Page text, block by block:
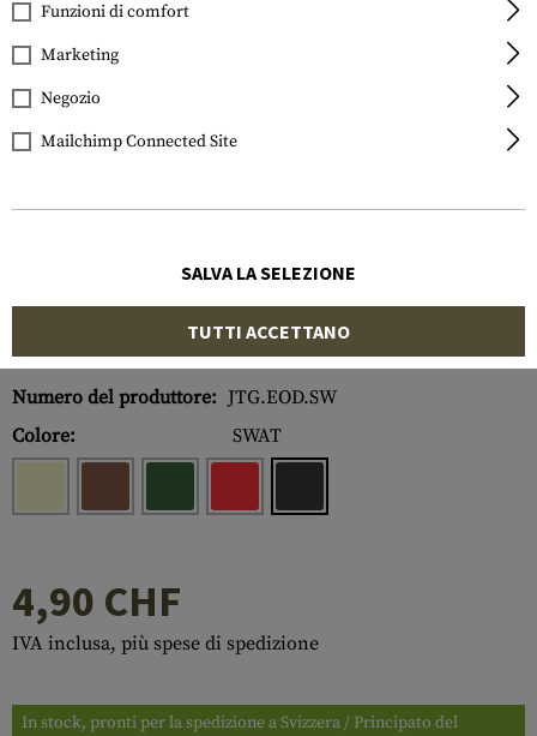
Numero di articolo:
10175351700
Numero del produttore: JTG.EOD.SW
Colore:
SWAT
4,90 CHF
IVA inclusa, più spese di spedizione
In stock, pronti per la spedizione a Svizzera / Principato del
Funzioni di comfort
Marketing
Negozio
Mailchimp Connected Site
SALVA LA SELEZIONE
TUTTI ACCETTANO